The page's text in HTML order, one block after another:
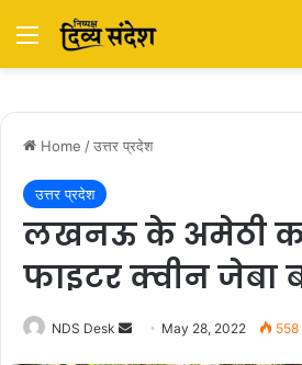
Menu
Home /उत्तर प्रदेश
उत्तर प्रदेश
लखनऊ के अमेठी
फाइटर क्वीन जेबा
NDS Desk May 28, 2022 558